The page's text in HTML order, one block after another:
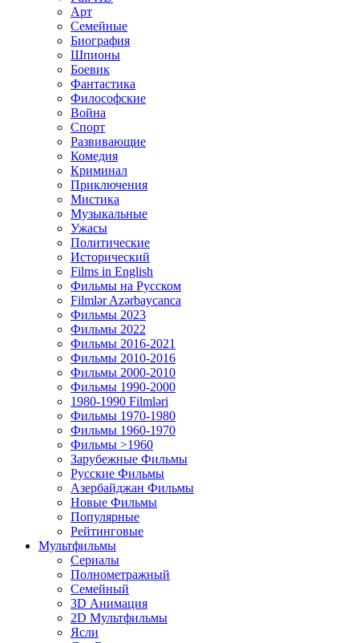
Арт
Семейные
Биография
Шпионы
Боевик
Фантастика
Философские
Война
Спорт
Развивающие
Комедия
Криминал
Приключения
Мистика
Музыкальные
Ужасы
Политические
Исторический
Films in English
Фильмы на Русском
Filmlər Azərbaycanca
Фильмы 2023
Фильмы 2022
Фильмы 2016-2021
Фильмы 2010-2016
Фильмы 2000-2010
Фильмы 1990-2000
1980-1990 Filmləri
Фильмы 1970-1980
Фильмы 1960-1970
Фильмы >1960
Зарубежные Фильмы
Русские Фильмы
Азербайджан Фильмы
Новые Фильмы
Популярные
Рейтинговые
Мультфильмы
Сериалы
Полнометражный
Семейный
3D Анимация
2D Мультфильмы
Ясли